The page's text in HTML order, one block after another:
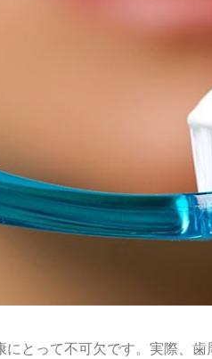
とって不可欠です。実際、